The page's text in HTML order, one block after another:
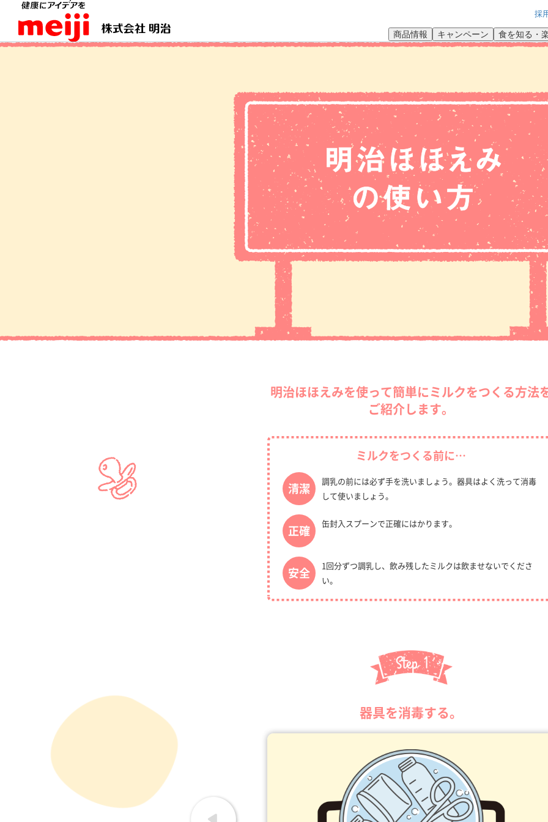
商品情報 キャンペーン 食を知る・
採
明治ほほえみを使って簡単にミルクをつくる方法
ご紹介します。
ミルクをつくる前に…
清潔
調乳の前には必ず手を洗いましょう。器具はよく洗って消毒
して使いましょう。
正確 缶封入スプーンで正確にはかります。
安全
1回分ずつ調乳し、飲み残したミルクは飲ませないでくださ
い。
器具を消毒する。